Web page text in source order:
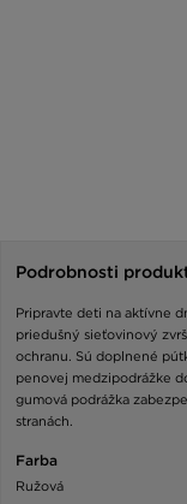
Podrobnosti
Pripravte deti na aktívne
priedušný sieťovinový
ochranu. Sú doplnené
penovej medzipodrážke
gumová podrážka
stranách.
Farba
Ružová